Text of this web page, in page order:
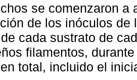
se comenzaron a
de los inóculos de
cada sustrato de
filamentos,
total, incluido el